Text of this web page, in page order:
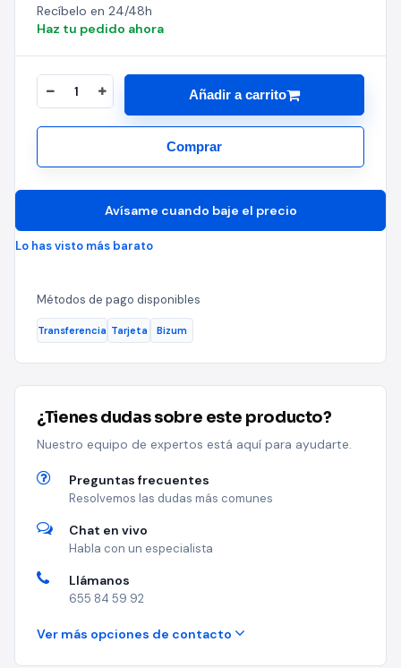
Recíbelo en 24/48h
Haz tu pedido ahora
Añadir a carrito
Comprar
Avísame cuando baje el precio
Lo has visto más barato
Métodos de pago disponibles
Transferencia Tarjeta Bizum
¿Tienes dudas sobre este producto?
Nuestro equipo de expertos está aquí para ayudarte.
Preguntas frecuentes
Resolvemos las dudas más comunes
Chat en vivo
Habla con un especialista
Llámanos
655 84 59 92
Ver más opciones de contacto